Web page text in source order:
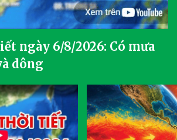
ngày 6/8/2026: Có mưa
dông